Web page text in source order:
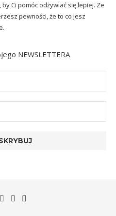
Ci pomóc odżywiać się lepiej. Ze
pewności, że to co jesz
NEWSLETTERA